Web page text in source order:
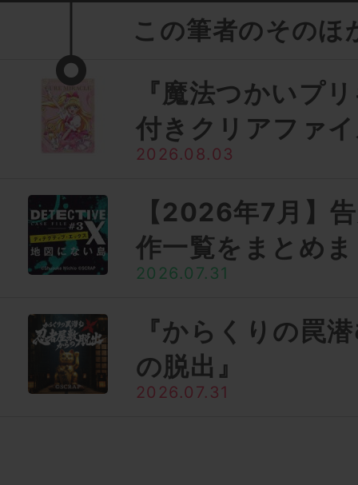
この筆者のそのほ
『魔法つかいプ
付きクリアファ
2026.08.03
【2026年7月】
作一覧をまとめ
2026.07.31
『からくりの罠
の脱出』
2026.07.31